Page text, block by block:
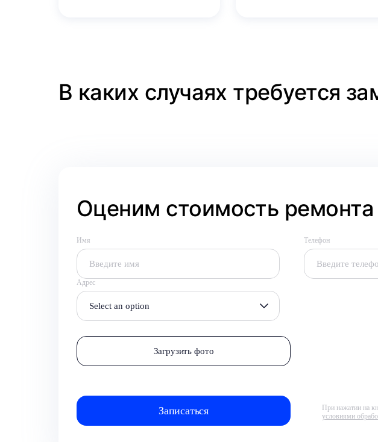
В каких случаях требуется
Оценим стоимость
Имя Телефон
Адрес
Select an option
Загрузить фото
При нажатии на
условиями